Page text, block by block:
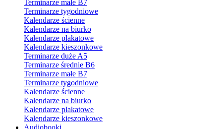
Terminarze małe B7
Terminarze tygodniowe
Kalendarze ścienne
Kalendarze na biurko
Kalendarze plakatowe
Kalendarze kieszonkowe
Terminarze duże A5
Terminarze średnie B6
Terminarze małe B7
Terminarze tygodniowe
Kalendarze ścienne
Kalendarze na biurko
Kalendarze plakatowe
Kalendarze kieszonkowe
Audiobooki